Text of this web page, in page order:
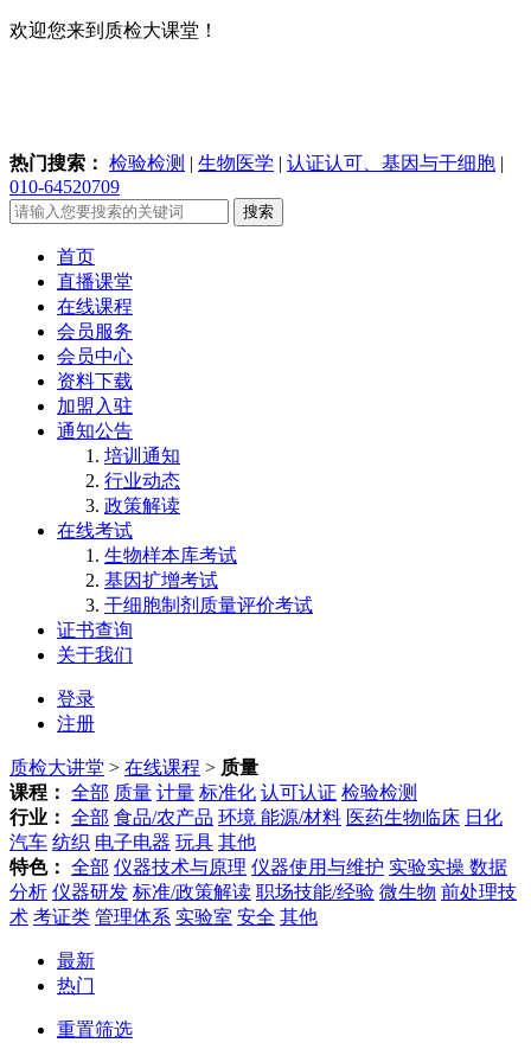
欢迎您来到质检大课堂！
热门搜索： 检验检测 | 生物医学 | 认证认可、基因与干细胞 |
010-64520709
搜索
首页
直播课堂
在线课程
会员服务
会员中心
资料下载
加盟入驻
通知公告
培训通知
行业动态
政策解读
在线考试
生物样本库考试
基因扩增考试
干细胞制剂质量评价考试
证书查询
关于我们
登录
注册
质检大讲堂 > 在线课程 > 质量
课程： 全部 质量 计量 标准化 认可认证 检验检测
行业： 全部 食品/农产品 环境 能源/材料 医药生物临床 日化
汽车 纺织 电子电器 玩具 其他
特色： 全部 仪器技术与原理 仪器使用与维护 实验实操 数据
分析 仪器研发 标准/政策解读 职场技能/经验 微生物 前处理技
术 考证类 管理体系 实验室 安全 其他
最新
热门
重置筛选